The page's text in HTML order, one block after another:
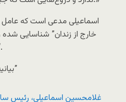
اسماعیلی مدعی است که عامل
خارج از زندان” شناسایی شده
“مقام قضایی” معرفی کرده‌اند.
“بیانیه‌های زندانیان ساختگی است”